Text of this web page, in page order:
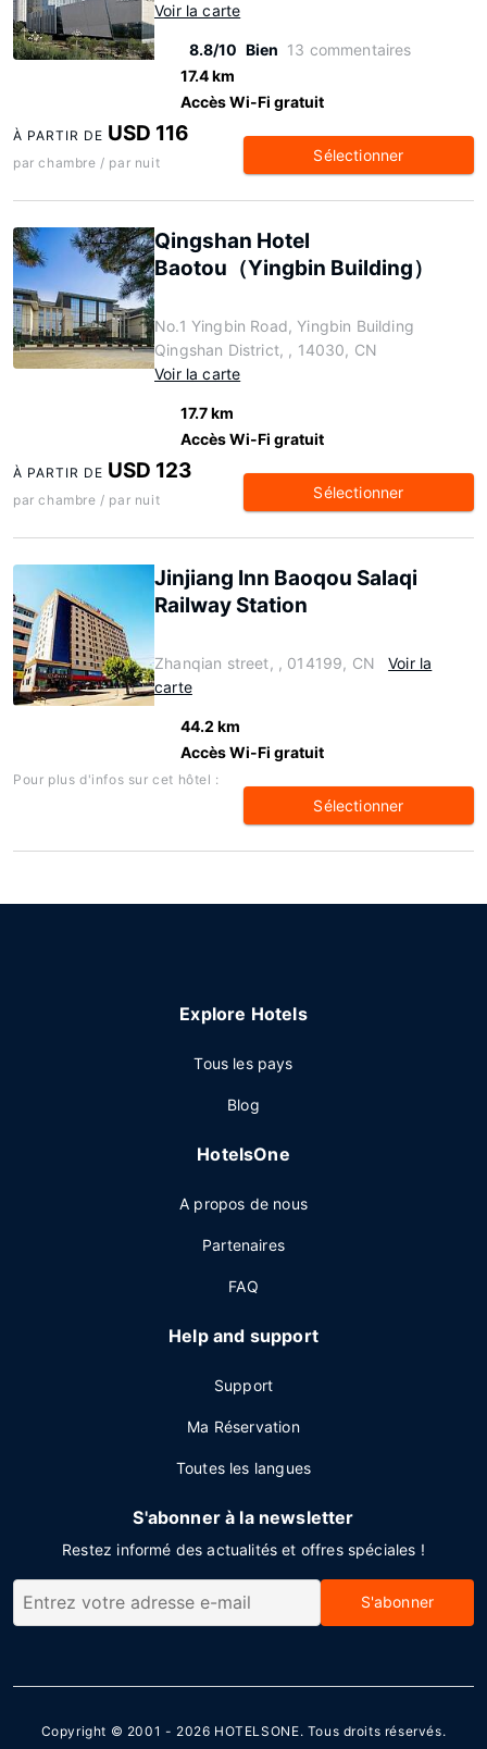
Voir la carte
8.8/10 Bien 13 commentaires
17.4 km
Accès Wi-Fi gratuit
À PARTIR DE USD 116
par chambre / par nuit Sélectionner
Qingshan Hotel
Baotou（Yingbin Building）
No.1 Yingbin Road, Yingbin Building
Qingshan District, , 14030, CN
Voir la carte
17.7 km
Accès Wi-Fi gratuit
À PARTIR DE USD 123
par chambre / par nuit Sélectionner
Jinjiang Inn Baoqou Salaqi
Railway Station
Zhanqian street, , 014199, CN
Voir la
carte
44.2 km
Accès Wi-Fi gratuit
Pour plus d'infos sur cet hôtel :
Sélectionner
Explore Hotels
Tous les pays
Blog
HotelsOne
A propos de nous
Partenaires
FAQ
Help and support
Support
Ma Réservation
Toutes les langues
S'abonner à la newsletter
Restez informé des actualités et offres spéciales !
S'abonner
Copyright © 2001 - 2026 HOTELSONE. Tous droits réservés.